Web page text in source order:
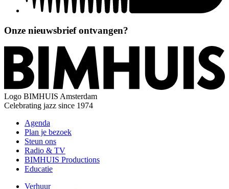
Onze nieuwsbrief ontvangen?
Logo BIMHUIS Amsterdam
Celebrating jazz since 1974
Agenda
Plan je bezoek
Steun ons
Radio & TV
BIMHUIS Productions
Educatie
Verhuur